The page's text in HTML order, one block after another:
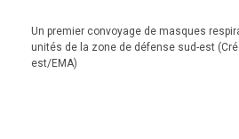
Un premier convoyage de masques
unités de la zone de défense sud-est
est/EMA)